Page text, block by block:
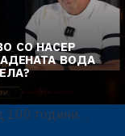
СО НАСЕР
ВОДА